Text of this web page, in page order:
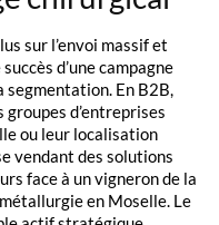
sur l’envoi massif et
d’une campagne
segmentation. En B2B,
d’entreprises
ou leur localisation
vendant des solutions
face à un vigneron de la
en Moselle. Le